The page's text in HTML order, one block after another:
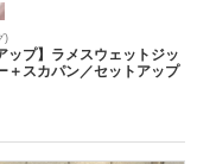
)
ップ】ラメスウェットジッ
＋スカパン／セットアップ